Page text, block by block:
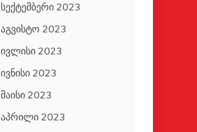
სექტემბერი 2023
აგვისტო 2023
ივლისი 2023
ივნისი 2023
მაისი 2023
აპრილი 2023